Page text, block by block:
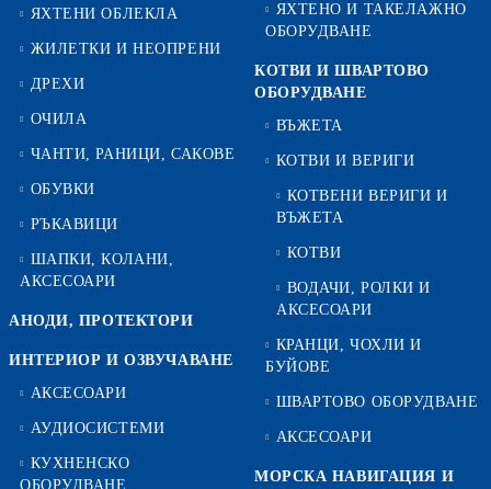
ЯХТЕНИ ОБЛЕКЛА
ЖИЛЕТКИ И НЕОПРЕНИ
ДРЕХИ
ОЧИЛА
ЧАНТИ, РАНИЦИ, САКОВЕ
ОБУВКИ
РЪКАВИЦИ
ШАПКИ, КОЛАНИ,
АКСЕСОАРИ
АНОДИ, ПРОТЕКТОРИ
ИНТЕРИОР И ОЗВУЧАВАНЕ
АКСЕСОАРИ
АУДИОСИСТЕМИ
КУХНЕНСКО
ОБОРУДВАНЕ
ЯХТЕНО И ТАКЕЛАЖНО
ОБОРУДВАНЕ
КОТВИ И ШВАРТОВО
ОБОРУДВАНЕ
ВЪЖЕТА
КОТВИ И ВЕРИГИ
КОТВЕНИ ВЕРИГИ И
ВЪЖЕТА
КОТВИ
ВОДАЧИ, РОЛКИ И
АКСЕСОАРИ
КРАНЦИ, ЧОХЛИ И
БУЙОВЕ
ШВАРТОВО ОБОРУДВАНЕ
АКСЕСОАРИ
МОРСКА НАВИГАЦИЯ И